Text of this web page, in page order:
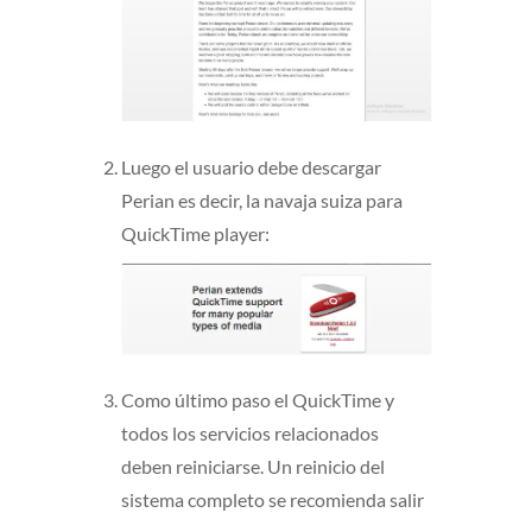
Luego el usuario debe descargar
Perian es decir, la navaja suiza para
QuickTime player:
Como último paso el QuickTime y
todos los servicios relacionados
deben reiniciarse. Un reinicio del
sistema completo se recomienda salir